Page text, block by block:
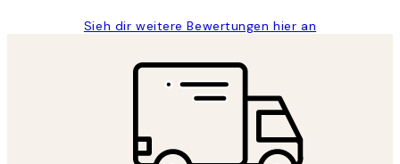
Sieh dir weitere Bewertungen hier an